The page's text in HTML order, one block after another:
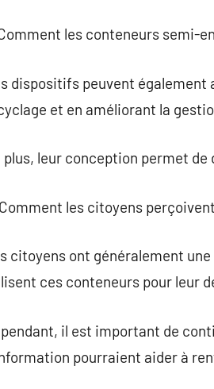
les conteneurs semi-
dispositifs peuvent
et en améliorant la
plus, leur conception permet
les citoyens
citoyens ont généralement
ces conteneurs pour leur
il est important de
pourraient aider à